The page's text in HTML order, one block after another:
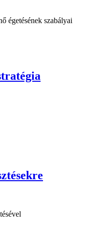
égetésének szabályai